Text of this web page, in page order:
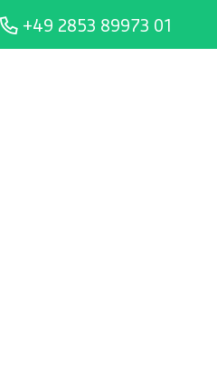
+49 2853 89973 01